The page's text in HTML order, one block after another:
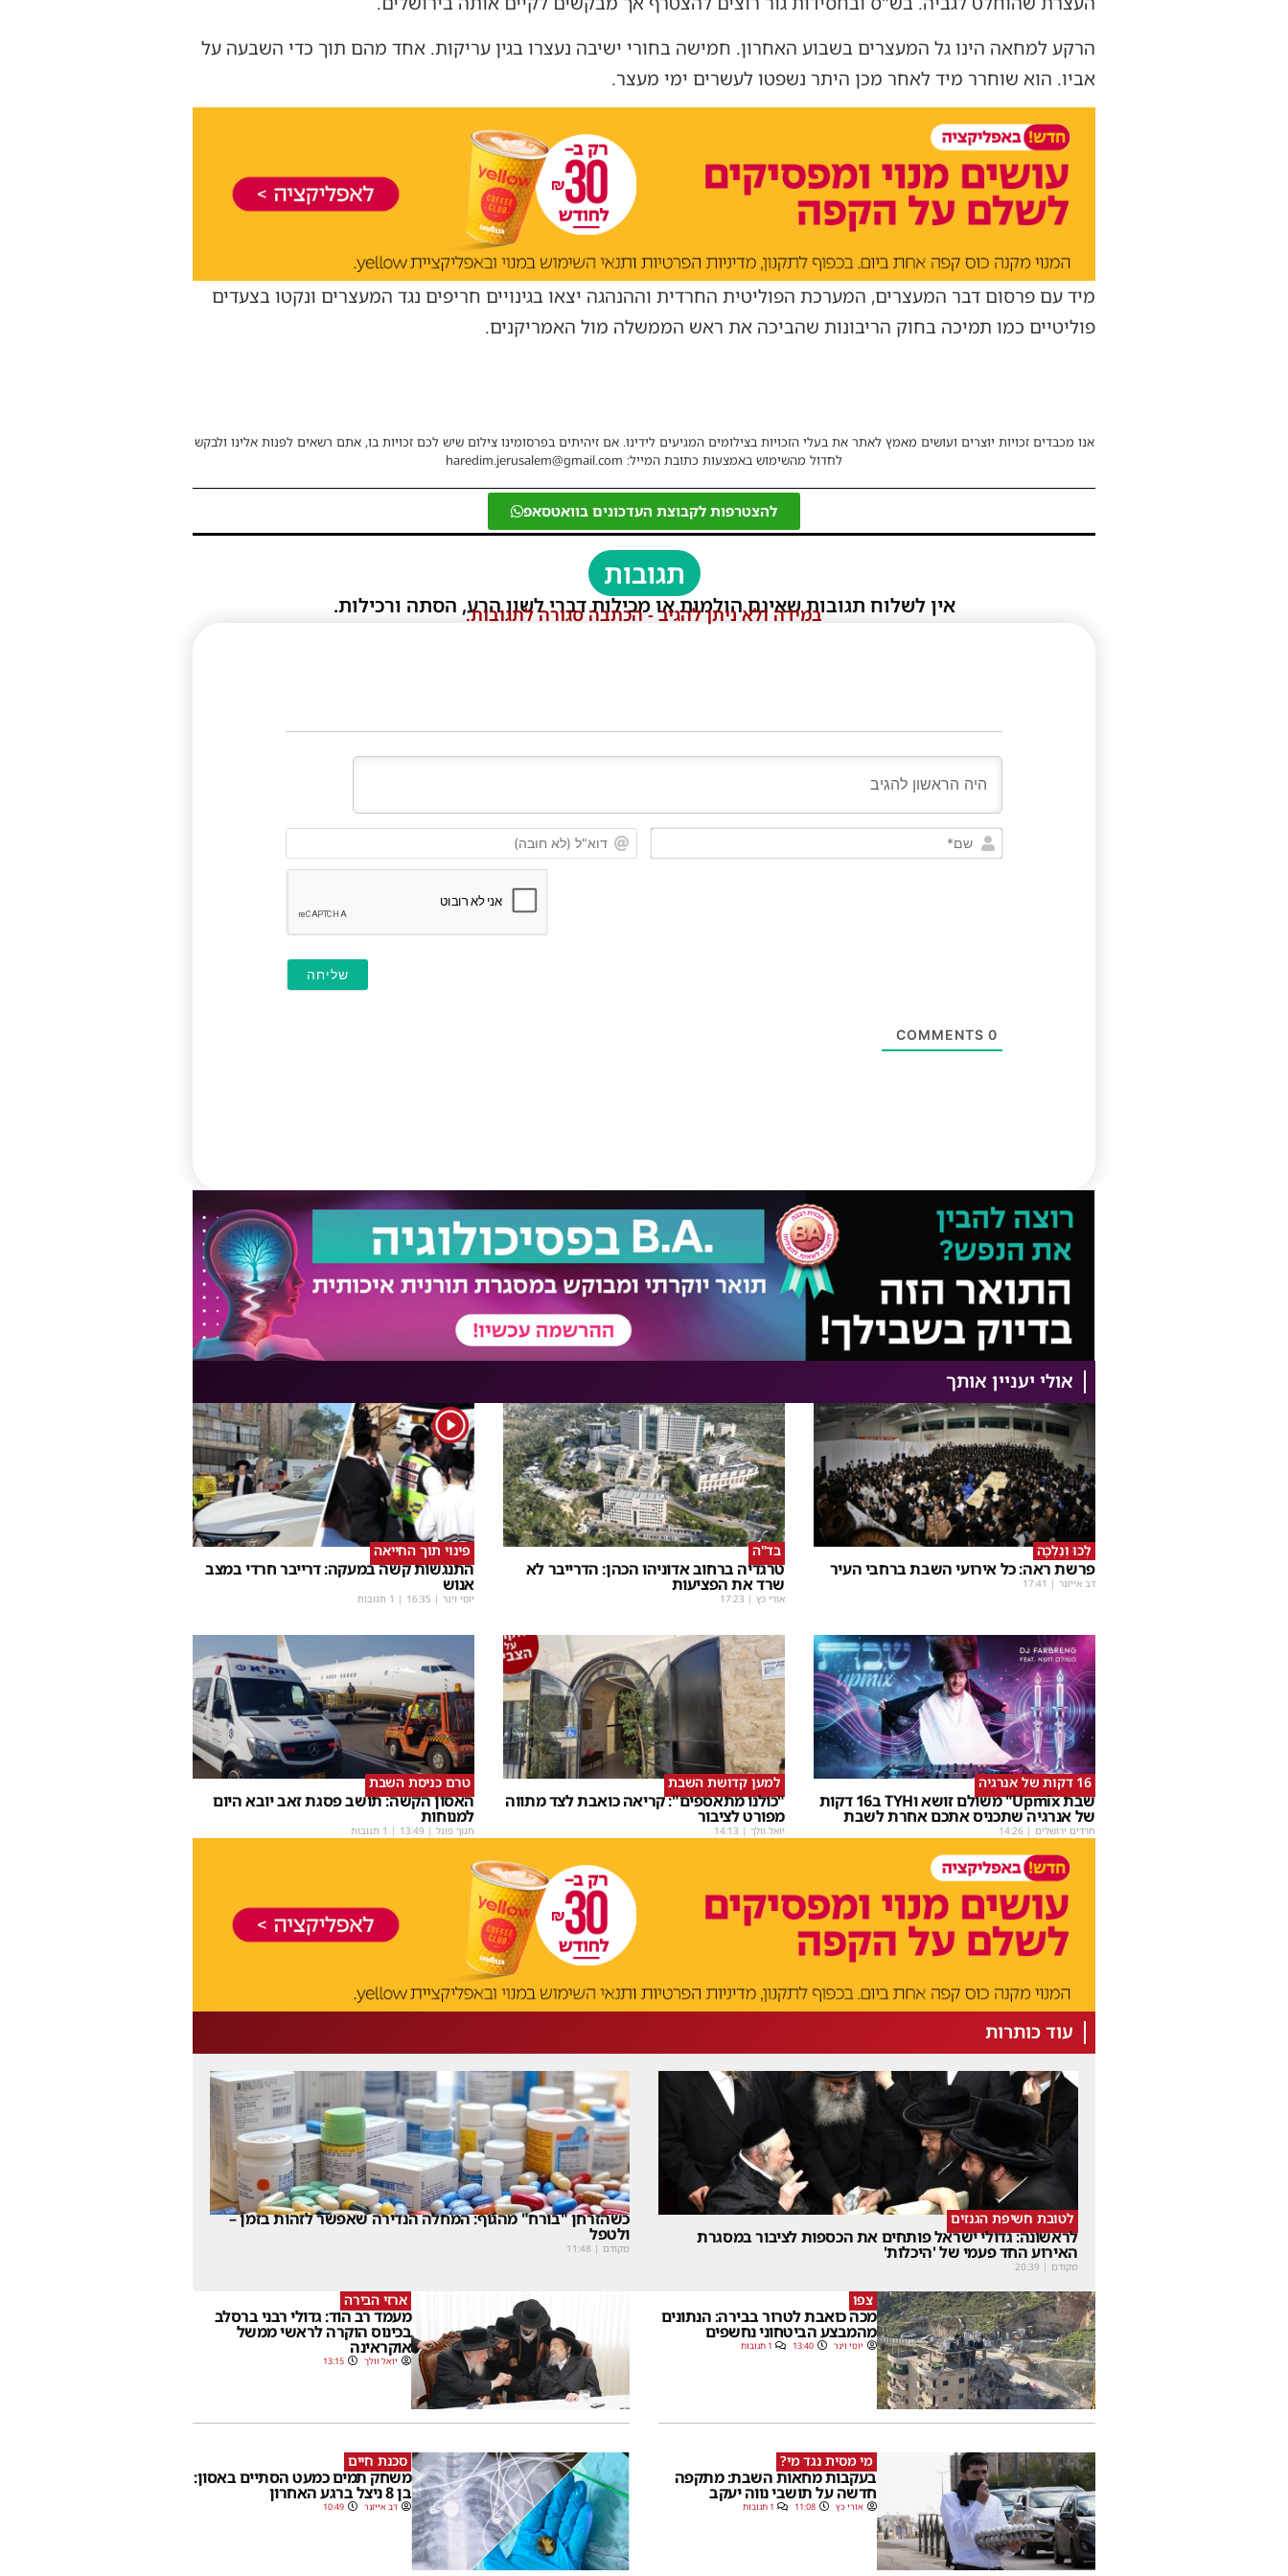
הרקע למחאה הינו גל המעצרים בשבוע האחרון. חמישה בחורי ישיבה נעצרו בגין עריקות. אחד מהם תוך כדי השבעה על
אביו. הוא שוחרר מיד לאחר מכן היתר נשפטו לעשרים ימי מעצר.
מיד עם פרסום דבר המעצרים, המערכת הפוליטית החרדית וההנהגה יצאו בגינויים חריפים נגד המעצרים ונקטו בצעדים
פוליטיים כמו תמיכה בחוק הריבונות שהביכה את ראש הממשלה מול האמריקנים.
אנו מכבדים זכויות יוצרים ועושים מאמץ לאתר את בעלי הזכויות בצילומים המגיעים לידינו. אם זיהיתים בפרסומינו צילום שיש לכם זכויות בו, אתם רשאים לפנות אלינו ולבקש
לחדול מהשימוש באמצעות כתובת המייל: haredim.jerusalem@gmail.com
להצטרפות לקבוצת העדכונים בוואטסאפ
תגובות
אין לשלוח תגובות שאינם הולמות או מכילות דברי לשון הרע, הסתה ורכילות.
במידה ולא ניתן להגיב - הכתבה סגורה לתגובות.
שם*
(לא
0
אולי יעניין אותך
לְכוּ וְנֵלְכָה
פרשת ראה: כל אירועי השבת ברחבי העיר
דב אייזנר |
17:41
בד"ה
טרגדיה ברחוב אדוניהו הכהן: הדרייבר לא
שרד את הפציעות
אורי כץ |
17:23
1
פינוי תוך החייאה
התנגשות קשה במעקה: דרייבר חרדי במצב
אנוש
יוסי וינר |
16:35 | 1 תגובות
16 דקות של אנרגיה
שבת Upmix" משולם זושא וTYH ב16 דקות
של אנרגיה שתכניס אתכם אחרת לשבת
חרדים ירושלים |
14:26
למען קדושת השבת
"כולנו מתאספים": קריאה כואבת לצד מתווה
מפורט לציבור
יואל וולך |
14:13
טרם כניסת השבת
האסון הקשה: תושב פסגת זאב יובא היום
למנוחות
חנוך פוגל |
13:49 | 1 תגובות
עוד כותרות
לטובת חשיפת הגנזים
לראשונה: גדולי ישראל פותחים את הכספות לציבור במסגרת
האירוע החד פעמי של 'היכלות'
מקודם |
20:39
כשהזרחן "בורח" מהגוף: המחלה הנדירה שאפשר לזהות בזמן –
ולטפל
מקודם |
11:48
צפו
מכה כואבת לטרור בבירה: הנתונים
מהמבצע הביטחוני נחשפים
יוסי וינר 13:40 1 תגובות
ארזי הבירה
מעמד רב הוד: גדולי רבני ברסלב
בכינוס הוקרה לראשי ממשל
אוקראינה
יואל וולך 13:15
מי מסית נגד מי?
בעקבות מחאות השבת: מתקפה
חדשה על תושבי נווה יעקב
אורי כץ 11:08 1 תגובות
סכנת חיים
משחק תמים כמעט הסתיים באסון:
בן 8 ניצל ברגע האחרון
דב אייזנר 10:49